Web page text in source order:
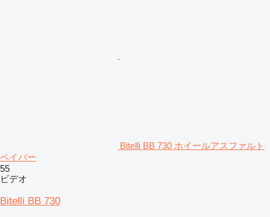
Bitelli BB 730 ホイールアスファルト
ペイバー
55
ビデオ
Bitelli BB 730